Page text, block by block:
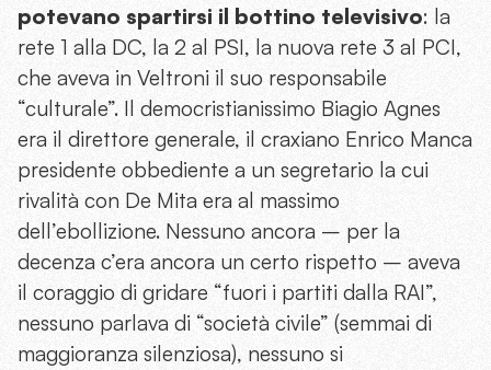
potevano spartirsi il bottino televisivo: la
rete 1 alla DC, la 2 al PSI, la nuova rete 3 al PCI,
che aveva in Veltroni il suo responsabile
“culturale”. Il democristianissimo Biagio Agnes
era il direttore generale, il craxiano Enrico Manca
presidente obbediente a un segretario la cui
rivalità con De Mita era al massimo
dell’ebollizione. Nessuno ancora – per la
decenza c’era ancora un certo rispetto – aveva
il coraggio di gridare “fuori i partiti dalla RAI”,
nessuno parlava di “società civile” (semmai di
maggioranza silenziosa), nessuno si